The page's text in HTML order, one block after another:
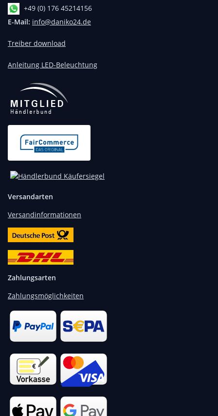
+49 (0) 176 45214156
E-Mail: info@daniko24.de
Treiber download
Anleitung LED-Beleuchtung
Versandarten
Versandinformationen
Zahlungsarten
Zahlungsmöglichkeiten